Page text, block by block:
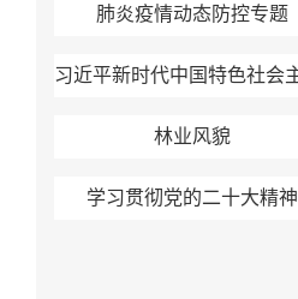
肺炎疫情动态防控专题
林业风貌
学习贯彻党的二十大精神